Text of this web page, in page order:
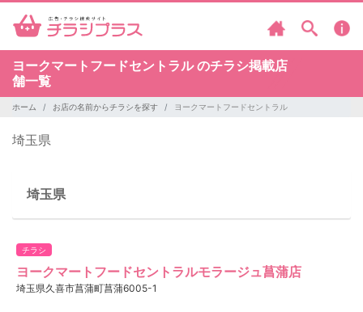
ヨークマートフードセントラル のチラシ掲載店
舗一覧
ホーム お店の名前からチラシを探す ヨークマートフードセントラル
埼玉県
埼玉県
チラシ
ヨークマートフードセントラルモラージュ菖蒲店
埼玉県久喜市菖蒲町菖蒲6005-1